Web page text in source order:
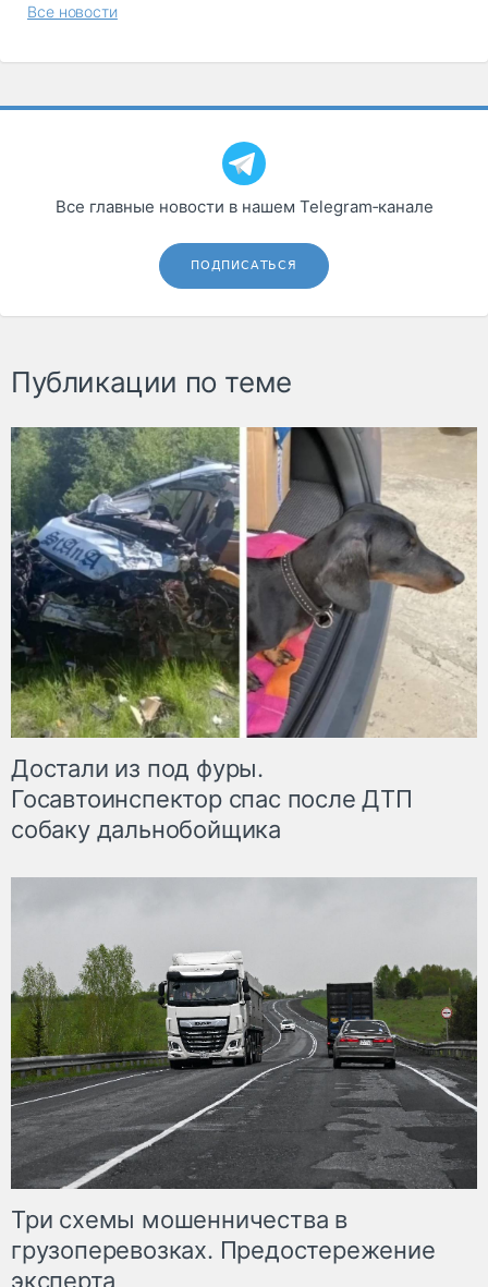
Все новости
Все главные новости в нашем Telegram‑канале
ПОДПИСАТЬСЯ
Публикации по теме
Достали из под фуры.
Госавтоинспектор спас после ДТП
собаку дальнобойщика
Три схемы мошенничества в
грузоперевозках. Предостережение
эксперта